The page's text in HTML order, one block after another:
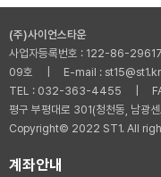
(주)사이언스타운
사업자등록번호 : 122-86-
09호 | E-mail : st15@st1.kr
TEL : 032-363-4455 |
평구 부평대로 301(청천동, 남광
Copyright© 2022 ST1. All
계좌안내